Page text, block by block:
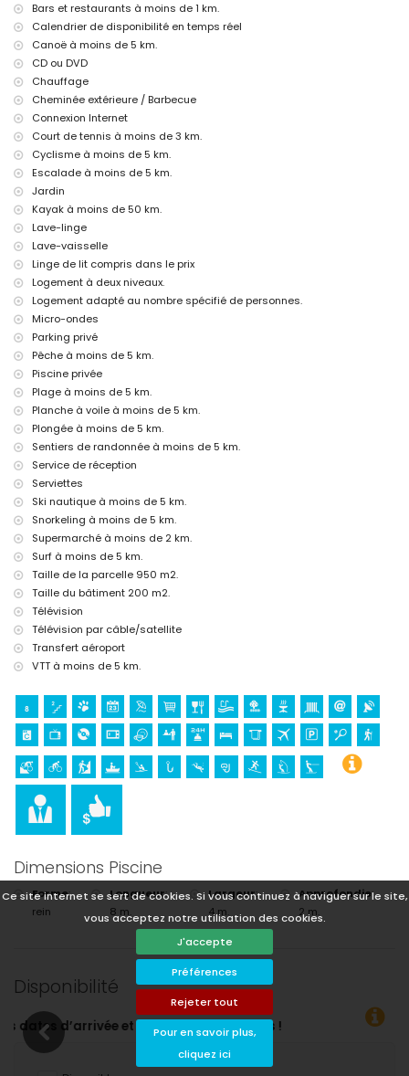
Ce site internet se sert de cookies. Si vous continuez à naviguer sur le site,
vous acceptez notre utilisation des cookies.
J'accepte
Préférences
Rejeter tout
Pour en savoir plus,
cliquez ici
de la villa)
Parc le plus proche : La Guardia, Jávea (à moins de 5 kilomètres de la
villa)
villa)
Deuxième aéroport le plus proche : Valence (> 100 kilomètres)
Animaux domestiques autorisés
L'hébergement est très adapté pour les familles avec enfants
Installations et services inclus dans le prix de location de la villa
Internet (fibre optique)
Linge de lit et serviettes
Service de réception et service d'urgence 24 heures sur 24
Chauffage central
Installations et services à supplément
Service d'aéroport
Lit supplémentaire et lits/berceaux pour enfants (sur demande)
Activités de divertissement et de loisirs pour vos vacances à
Jávea, Costa Blanca
Cinéma, théâtre, discothèque, bar, promenade (El Arenal et Jávea) (à
moins de 5 kilomètres de la maison)
Sites touristiques et culture à Jávea, Costa Blanca
Musée (Pueblo Histórico, Jávea), église (Virgen de Loreto, Puerto,
Jávea), ruine (Histórico de Jávea), bâtiment architectural (Pueblo
Histórico, Jávea) et lieu historique (Histórico de Jávea) (à moins de 5
kilomètres de l'hébergement)
Monument (Molinos de Viento et Jávea) (à moins de 10 kilomètres de
l'hébergement)
Château (Portal de la Vila et Dénia) (à moins de 25 kilomètres de
l'hébergement)
Sports
Tennis, randonnée, VTT, cyclisme, escalade, canoë, pêche, plongée,
snorkeling, surf, planche à voile et ski nautique (à moins de 5
kilomètres de la villa)
Golf (Club de Golf de Jávea, Jávea) et équitation (à moins de 10
kilomètres de la villa)
Kayak (à moins de 50 kilomètres de la villa)
Bars et restaurants à moins de 1 km.
Calendrier de disponibilité en temps réel
Canoë à moins de 5 km.
CD ou DVD
Chauffage
Cheminée extérieure / Barbecue
Connexion Internet
Court de tennis à moins de 3 km.
Cyclisme à moins de 5 km.
Escalade à moins de 5 km.
Jardin
Kayak à moins de 50 km.
Lave-linge
Lave-vaisselle
Linge de lit compris dans le prix
Logement à deux niveaux.
Logement adapté au nombre spécifié de personnes.
Micro-ondes
Parking privé
Pêche à moins de 5 km.
Piscine privée
Plage à moins de 5 km.
Planche à voile à moins de 5 km.
Plongée à moins de 5 km.
Sentiers de randonnée à moins de 5 km.
Service de réception
Serviettes
Ski nautique à moins de 5 km.
Snorkeling à moins de 5 km.
Supermarché à moins de 2 km.
Surf à moins de 5 km.
Taille de la parcelle 950 m2.
Taille du bâtiment 200 m2.
Télévision
Télévision par câble/satellite
Transfert aéroport
VTT à moins de 5 km.
Dimensions Piscine
Forme:
rein
Longueur:
8 m.
Largeur:
4 m.
Approfondie:
2 m.
Disponibilité
souhaitées !